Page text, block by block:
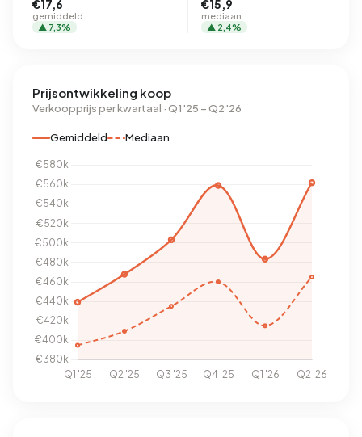
€17,6
gemiddeld
▲ 7,3%
€15,9
mediaan
▲ 2,4%
Prijsontwikkeling koop
Verkoopprijs per kwartaal · Q1 '25 – Q2 '26
Gemiddeld Mediaan